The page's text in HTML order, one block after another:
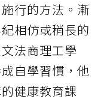
行的方法。漸
相仿或稍長的
法商理工學
自學習慣，他
健康教育課